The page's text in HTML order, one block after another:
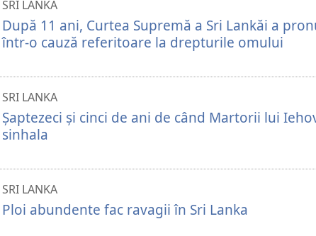
SRI LANKA
După 11 ani, Curtea Supremă a Sri Lankăi a
într-o cauză referitoare la drepturile omului
SRI LANKA
Șaptezeci și cinci de ani de când Martorii lui
sinhala
SRI LANKA
Ploi abundente fac ravagii în Sri Lanka